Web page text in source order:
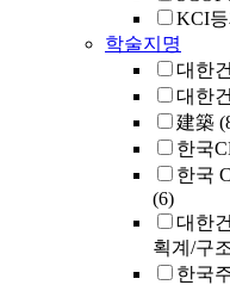
KCI등
학술지명
대한
대한
建築
한국
한국
(6)
대한
획계/구
한국